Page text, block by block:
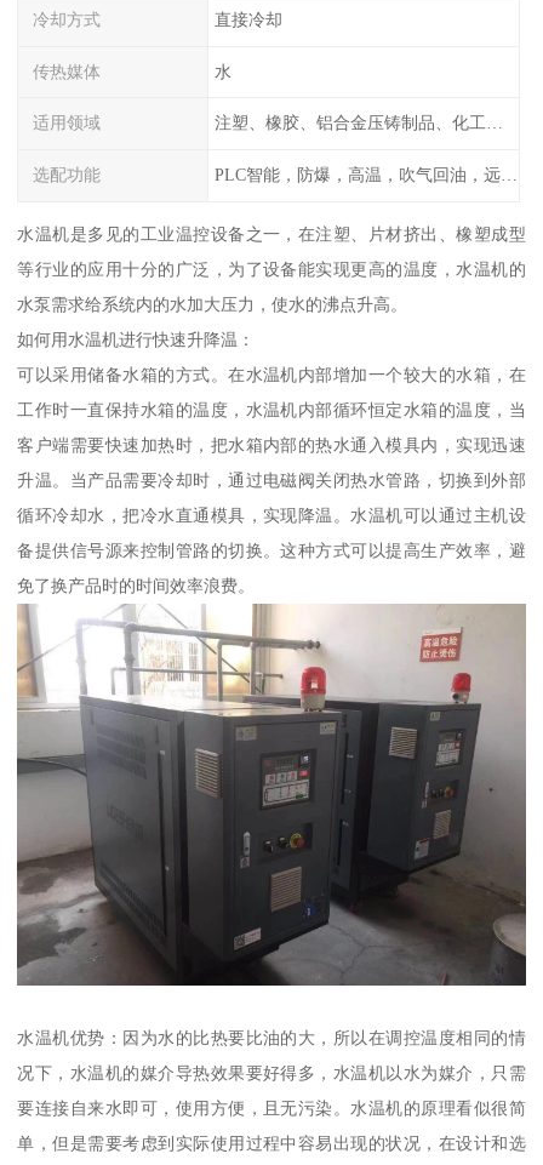
冷却方式 直接冷却
传热媒体 水
适用领域 注塑、橡胶、铝合金压铸制品、化工制药厂家、注塑机、压铸机、反应釜、热压机配套
选配功能 PLC智能，防爆，高温，吹气回油，远程通讯，云端数据存储，多点温控等等
水温机是多见的工业温控设备之一，在注塑、片材挤出、橡塑成型
等行业的应用十分的广泛，为了设备能实现更高的温度，水温机的
水泵需求给系统内的水加大压力，使水的沸点升高。
如何用水温机进行快速升降温：
可以采用储备水箱的方式。在水温机内部增加一个较大的水箱，在
工作时一直保持水箱的温度，水温机内部循环恒定水箱的温度，当
客户端需要快速加热时，把水箱内部的热水通入模具内，实现迅速
升温。当产品需要冷却时，通过电磁阀关闭热水管路，切换到外部
循环冷却水，把冷水直通模具，实现降温。水温机可以通过主机设
备提供信号源来控制管路的切换。这种方式可以提高生产效率，避
免了换产品时的时间效率浪费。
水温机优势：因为水的比热要比油的大，所以在调控温度相同的情
况下，水温机的媒介导热效果要好得多，水温机以水为媒介，只需
要连接自来水即可，使用方便，且无污染。水温机的原理看似很简
单，但是需要考虑到实际使用过程中容易出现的状况，在设计和选